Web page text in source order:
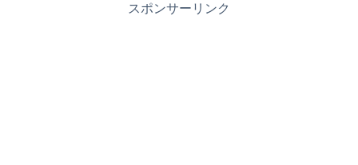
スポンサーリンク